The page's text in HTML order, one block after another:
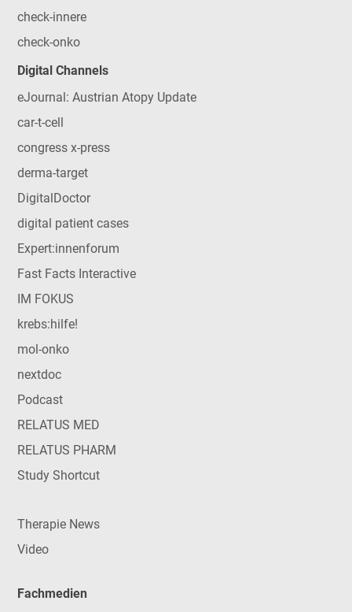
check-innere
check-onko
Digital Channels
eJournal: Austrian Atopy Update
car-t-cell
congress x-press
derma-target
DigitalDoctor
digital patient cases
Expert:innenforum
Fast Facts Interactive
IM FOKUS
krebs:hilfe!
mol-onko
nextdoc
Podcast
RELATUS MED
RELATUS PHARM
Study Shortcut
Therapie News
Video
Fachmedien